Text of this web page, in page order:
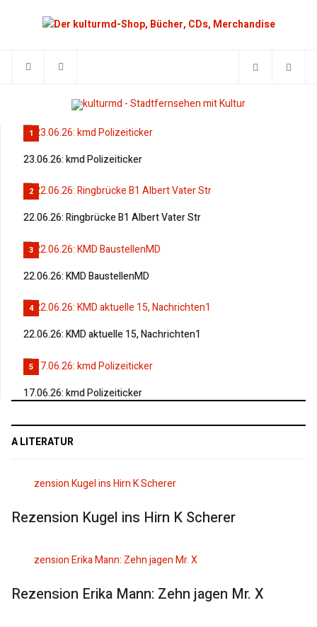
1
23.06.26: kmd Polizeiticker
2
22.06.26: Ringbrücke B1 Albert Vater Str
3
22.06.26: KMD BaustellenMD
4
22.06.26: KMD aktuelle 15, Nachrichten1
5
17.06.26: kmd Polizeiticker
A LITERATUR
Rezension Kugel ins Hirn K Scherer
Rezension Erika Mann: Zehn jagen Mr. X